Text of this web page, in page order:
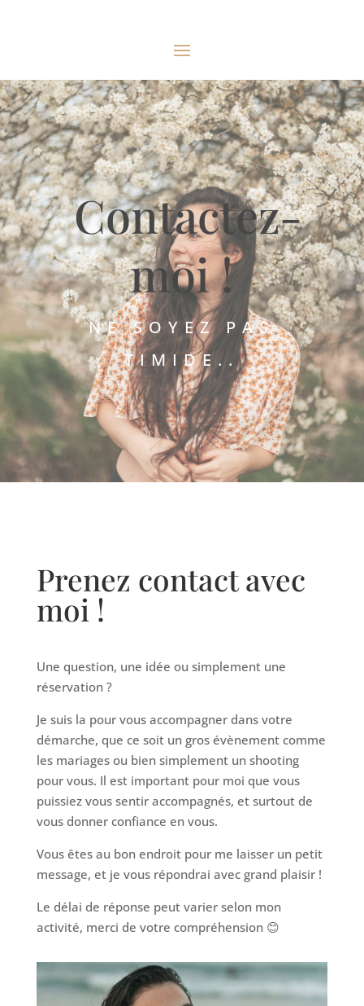
Contactez-
moi !
NE SOYEZ PAS
TIMIDE..
Prenez contact avec
moi !
Une question, une idée ou simplement une
réservation ?
Je suis la pour vous accompagner dans votre
démarche, que ce soit un gros évènement comme
les mariages ou bien simplement un shooting
pour vous. Il est important pour moi que vous
puissiez vous sentir accompagnés, et surtout de
vous donner confiance en vous.
Vous êtes au bon endroit pour me laisser un petit
message, et je vous répondrai avec grand plaisir !
Le délai de réponse peut varier selon mon
activité, merci de votre compréhension 😊